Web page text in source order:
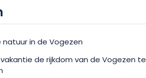
volgende uitstapje en reserveer uw
combineert comfort, natuur en
oase voor een uitstapje met
natuur in de Vogezen
de rijkdom van de Vogezen te